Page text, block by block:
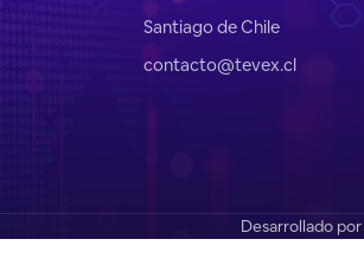
Santiago de Chile
contacto@tevex.cl
Desarrollado por